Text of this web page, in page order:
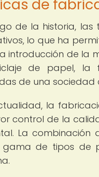
de
de la historia, las
lo que ha
introducción de la
de papel, la
de una
la
control de la
La
de tipos de